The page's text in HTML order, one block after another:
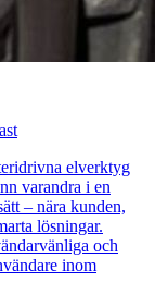
elverktyg
varandra i en
– nära kunden,
lösningar.
och
inom